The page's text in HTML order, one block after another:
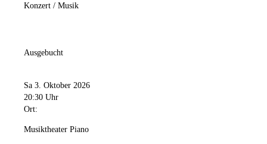
Konzert / Musik
Ausgebucht
Sa 3. Oktober 2026
20:30 Uhr
Ort:
Musiktheater Piano